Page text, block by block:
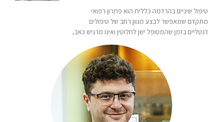
טיפול שיניים בהרדמה כללית הוא פתרון רפואי
מתקדם שמאפשר לבצע מגוון רחב של טיפולים
דנטליים בזמן שהמטופל ישן לחלוטין ואינו מרגיש כאב,